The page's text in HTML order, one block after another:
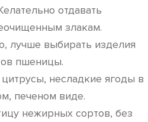
отдавать
злакам.
лучше выбирать изделия
пшеницы.
несладкие ягоды в
печеном виде.
нежирных сортов, без